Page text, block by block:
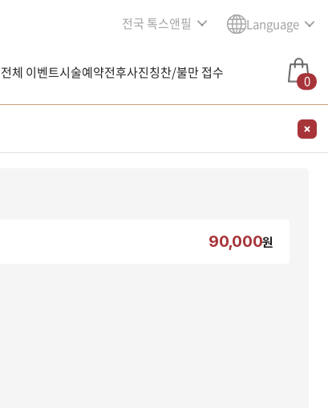
전국 톡스앤필 Language
전체 이벤트시술예약전후사진칭찬/불만 접수 0
90,000원